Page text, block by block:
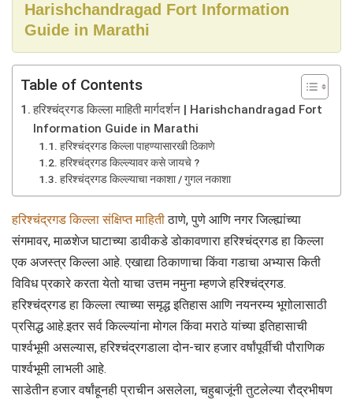
Harishchandragad Fort Information
Guide in Marathi
Table of Contents
हरिश्चंद्रगड किल्ला माहिती मार्गदर्शन | Harishchandragad Fort
Information Guide in Marathi
हरिश्चंद्रगड किल्ला पाहण्यासारखी ठिकाणे
हरिश्चंद्रगड किल्ल्यावर कसे जायचे ?
हरिश्चंद्रगड किल्ल्याचा नकाशा / गुगल नकाशा
हरिश्चंद्रगड किल्ला संक्षिप्त माहितीठाणे, पुणे आणि नगर जिल्ह्यांच्या
संगमावर, माळशेज घाटाच्या डावीकडे डोकावणारा हरिश्चंद्रगड हा किल्ला
एक अजस्त्र किल्ला आहे. एखाद्या ठिकाणाचा किंवा गडाचा अभ्यास किती
विविध प्रकारे करता येतो याचा उत्तम नमुना म्हणजे हरिश्चंद्रगड.
हरिश्चंद्रगड हा किल्ला त्याच्या समृद्ध इतिहास आणि नयनरम्य भूगोलासाठी
प्रसिद्ध आहे.इतर सर्व किल्ल्यांना मोगल किंवा मराठे यांच्या इतिहासाची
पार्श्वभूमी असल्यास, हरिश्चंद्रगडाला दोन-चार हजार वर्षांपूर्वीची पौराणिक
पार्श्वभूमी लाभली आहे.
साडेतीन हजार वर्षांहूनही प्राचीन असलेला, चहुबाजूंनी तुटलेल्या रौद्रभीषण